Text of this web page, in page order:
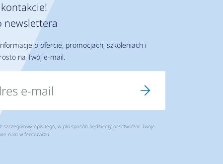
newslettera
o ofercie, promocjach, szkoleniach i
na Twój e-mail.
szczegółowy opis tego, w jaki sposób będziemy przetwarzać Twoje
nam w formularzu.